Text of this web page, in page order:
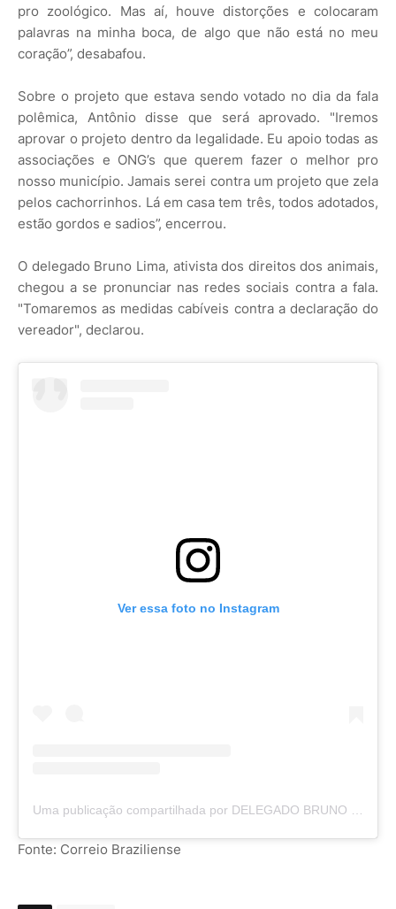
pro zoológico. Mas aí, houve distorções e colocaram
palavras na minha boca, de algo que não está no meu
coração”, desabafou.
Sobre o projeto que estava sendo votado no dia da fala
polêmica, Antônio disse que será aprovado. "Iremos
aprovar o projeto dentro da legalidade. Eu apoio todas as
associações e ONG’s que querem fazer o melhor pro
nosso município. Jamais serei contra um projeto que zela
pelos cachorrinhos. Lá em casa tem três, todos adotados,
estão gordos e sadios”, encerrou.
O delegado Bruno Lima, ativista dos direitos dos animais,
chegou a se pronunciar nas redes sociais contra a fala.
"Tomaremos as medidas cabíveis contra a declaração do
vereador", declarou.
Ver essa foto no Instagram
Fonte: Correio Braziliense